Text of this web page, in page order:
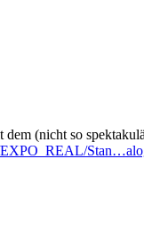
(nicht so
EXPO_REAL/